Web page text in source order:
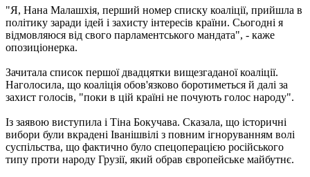
"Я, Нана Малашхія, перший номер списку коаліції, прийшла в
політику заради ідей і захисту інтересів країни. Сьогодні я
відмовляюся від свого парламентського мандата", - каже
опозиціонерка.
Зачитала список першої двадцятки вищезгаданої коаліції.
Наголосила, що коаліція обов'язково боротиметься й далі за
захист голосів, "поки в цій країні не почують голос народу".
Із заявою виступила і Тіна Бокучава. Сказала, що історичні
вибори були вкрадені Іванішвілі з повним ігноруванням волі
суспільства, що фактично було спецоперацією російського
типу проти народу Грузії, який обрав європейське майбутнє.